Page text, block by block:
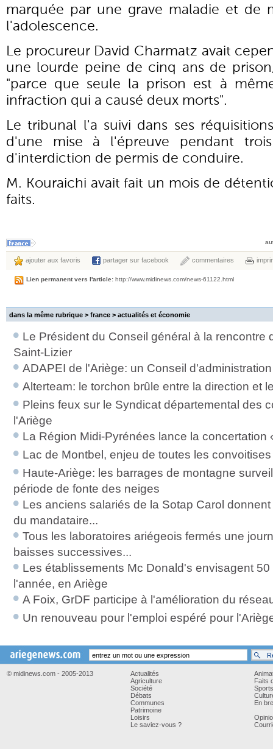
marquée par une grave maladie et de
l'adolescence.
Le procureur David Charmatz avait
une lourde peine de cinq ans de
"parce que seule la prison est à
infraction qui a causé deux morts".
Le tribunal l'a suivi dans ses
d'une mise à l'épreuve pendant
d'interdiction de permis de conduire.
M. Kouraichi avait fait un mois de
faits.
ajouter aux favoris partager sur facebook commentaires
Lien permanent vers l'article: http://www.midinews.com/news-61122.html
dans la même rubrique > france > actualités et économie
Le Président du Conseil général à la rencontre
Saint-Lizier
ADAPEI de l'Ariège: un Conseil
Alterteam: le torchon brûle entre la direction et
Pleins feux sur le Syndicat départemental des
l'Ariège
La Région Midi-Pyrénées lance la concertation
Lac de Montbel, enjeu de toutes les convoitises
Haute-Ariège: les barrages de montagne
période de fonte des neiges
Les anciens salariés de la Sotap Carol
du mandataire...
Tous les laboratoires ariégeois fermés une
baisses successives...
Les établissements Mc Donald's envisagent
l'année, en Ariège
A Foix, GrDF participe à l'amélioration du
Un renouveau pour l'emploi espéré pour
© midinews.com - 2005-2013
Actualités
Agriculture
Société
Débats
Communes
Patrimoine
Loisirs
Le saviez-vous ?
Faits
Sports
En